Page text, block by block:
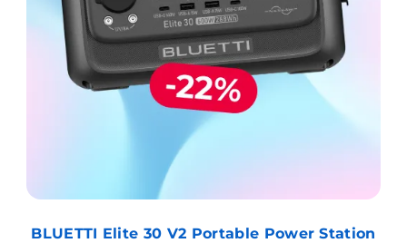
BLUETTI Elite 30 V2 Portable Power Station